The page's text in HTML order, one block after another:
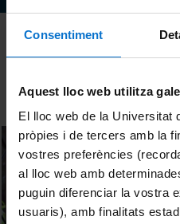
Consentiment
Aquest lloc web utilitza
El lloc web de la Universitat
pròpies i de tercers amb la
vostres preferències
al lloc web amb
puguin diferenciar la vostra
usuaris), amb finalitats
Ordenar